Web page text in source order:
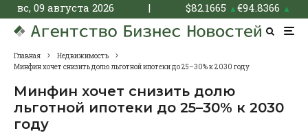
вс, 09 августа 2026 | $82.1665 ▲€94.8366 ▲
Главная
Недвижимость
Минфин хочет снизить долю льготной ипотеки до 25–30% к 2030 году
Минфин хочет снизить долю
льготной ипотеки до 25–30% к 2030
году